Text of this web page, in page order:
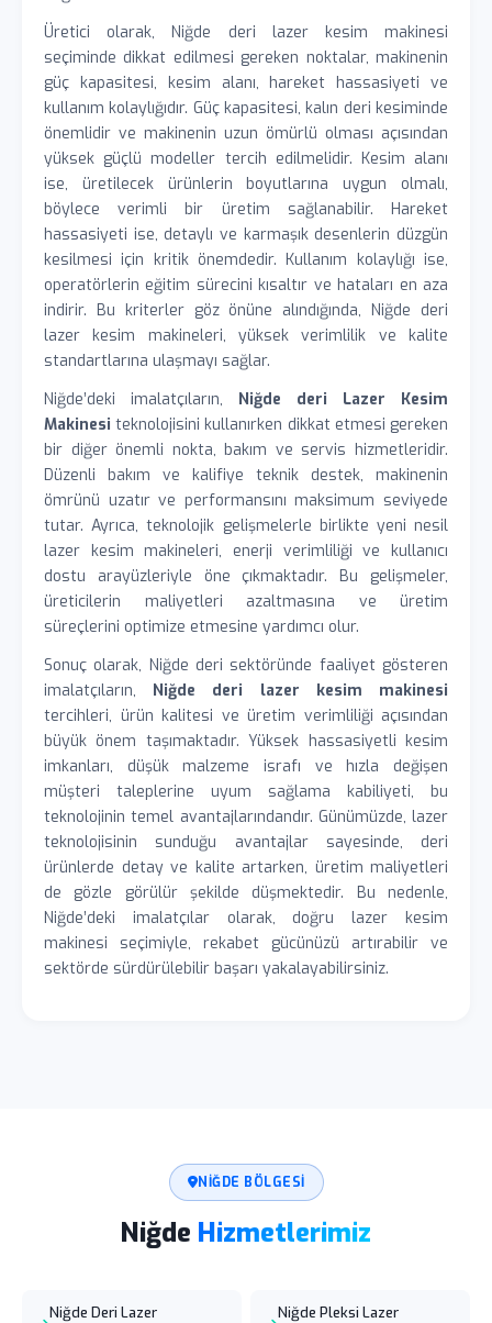
Üretici olarak, Niğde deri lazer kesim makinesi
seçiminde dikkat edilmesi gereken noktalar, makinenin
güç kapasitesi, kesim alanı, hareket hassasiyeti ve
kullanım kolaylığıdır. Güç kapasitesi, kalın deri kesiminde
önemlidir ve makinenin uzun ömürlü olması açısından
yüksek güçlü modeller tercih edilmelidir. Kesim alanı
ise, üretilecek ürünlerin boyutlarına uygun olmalı,
böylece verimli bir üretim sağlanabilir. Hareket
hassasiyeti ise, detaylı ve karmaşık desenlerin düzgün
kesilmesi için kritik önemdedir. Kullanım kolaylığı ise,
operatörlerin eğitim sürecini kısaltır ve hataları en aza
indirir. Bu kriterler göz önüne alındığında, Niğde deri
lazer kesim makineleri, yüksek verimlilik ve kalite
standartlarına ulaşmayı sağlar.
Niğde’deki imalatçıların, Niğde deri Lazer Kesim
Makinesi teknolojisini kullanırken dikkat etmesi gereken
bir diğer önemli nokta, bakım ve servis hizmetleridir.
Düzenli bakım ve kalifiye teknik destek, makinenin
ömrünü uzatır ve performansını maksimum seviyede
tutar. Ayrıca, teknolojik gelişmelerle birlikte yeni nesil
lazer kesim makineleri, enerji verimliliği ve kullanıcı
dostu arayüzleriyle öne çıkmaktadır. Bu gelişmeler,
üreticilerin maliyetleri azaltmasına ve üretim
süreçlerini optimize etmesine yardımcı olur.
Sonuç olarak, Niğde deri sektöründe faaliyet gösteren
imalatçıların, Niğde deri lazer kesim makinesi
tercihleri, ürün kalitesi ve üretim verimliliği açısından
büyük önem taşımaktadır. Yüksek hassasiyetli kesim
imkanları, düşük malzeme israfı ve hızla değişen
müşteri taleplerine uyum sağlama kabiliyeti, bu
teknolojinin temel avantajlarındandır. Günümüzde, lazer
teknolojisinin sunduğu avantajlar sayesinde, deri
ürünlerde detay ve kalite artarken, üretim maliyetleri
de gözle görülür şekilde düşmektedir. Bu nedenle,
Niğde’deki imalatçılar olarak, doğru lazer kesim
makinesi seçimiyle, rekabet gücünüzü artırabilir ve
sektörde sürdürülebilir başarı yakalayabilirsiniz.
NIĞDE BÖLGESI
Niğde Hizmetlerimiz
Niğde Deri Lazer
Niğde Pleksi Lazer